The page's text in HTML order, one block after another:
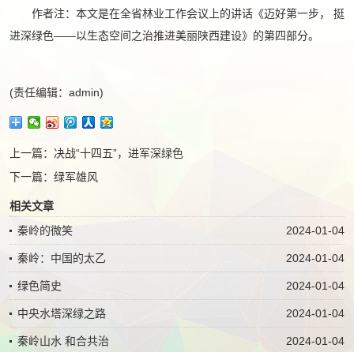
作者注：本文是在全省林业工作会议上的讲话《迈好第一步， 挺
进深绿色——以生态空间之治推进美丽陕西建设》的第四部分。
(责任编辑：admin)
上一篇： 决战“十四五”，进军深绿色
下一篇： 绿军雄风
相关文章
2024-01-04
秦岭的微笑
2024-01-04
秦岭：中国的太乙
2024-01-04
绿色简史
2024-01-04
中央水塔深绿之路
2024-01-04
秦岭山水 和合共治